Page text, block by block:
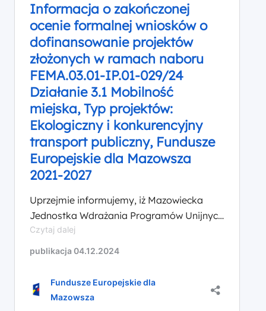
Informacja o zakończonej
ocenie formalnej wniosków o
dofinansowanie projektów
złożonych w ramach naboru
FEMA.03.01-IP.01-029/24
Działanie 3.1 Mobilność
miejska, Typ projektów:
Ekologiczny i konkurencyjny
transport publiczny, Fundusze
Europejskie dla Mazowsza
2021-2027
Uprzejmie informujemy, iż Mazowiecka
Jednostka Wdrażania Programów Unijnych
zakończyła ocenę formalną wniosków
złożonych w ramach naboru FEMA.03.01-
miejska, Typ projektów: Ekologiczny i
konkurencyjny transport publiczny,
Czytaj dalej
zakończonej
formalnej
publikacja 04.12.2024
Fundusze Europejskie dla
Mazowsza